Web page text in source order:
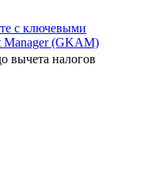
с ключевыми
Manager (GKAM)
вычета налогов